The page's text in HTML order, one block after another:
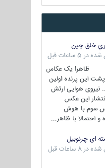
خلق چين
شده در 5 ساعات قبل
ا... جی -36 ظاهرا یک عکاس
این پرنده اولین
نیروی هوایی ارتش
این عکس
سوم با هوش
احتمالا با ظاهر...
ای چرنوبیل
شده در 8 ساعات قبل